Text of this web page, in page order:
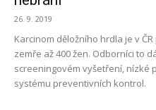
26. 9. 2019
Karcinom děložního hrdla je v
zemře až 400 žen. Odborníci to
screeningovém vyšetření, nízké
systému preventivních kontrol.